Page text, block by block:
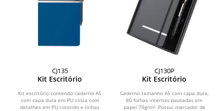
CJ135
Kit Escritório
Kit escritório contendo caderno A5
com capa dura em PU cinza com
detalhes em PU colorido e linhas
CJ130P
Kit Escritório
Caderno tamanho A5 com capa dura,
80 folhas internas pautadas em
papel 70g/m². Possui marcador de